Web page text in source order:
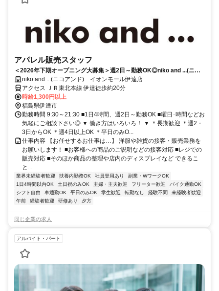
アパレル販売スタッフ
＜2026年下期オープニング大募集＞週2日～勤務OK◎niko and ...(ニコ
アンド) やアパレルが好きな方ぜひ★未経験・アパレル初チャレンジも
大歓迎！
niko and ...(ニコアンド) イオンモール伊達店
アクセス ＪＲ東北本線 伊達徒歩約20分
時給1,300円以上
福島県伊達市
勤務時間 9:30～21:30 ■1日4時間、週2日～勤務OK ■曜日･時間などお
気軽にご相談下さい◎ ▼ 働き方はいろいろ！ ▼ ＊長期歓迎 ＊週2・
3日からOK ＊週4日以上OK ＊平日のみO...
仕事内容 【お任せするお仕事は…】 洋服や雑貨の接客・販売業務を
お願いします！ ■お客様への商品のご説明などの接客対応 ■レジでの
販売対応 ■そのほか商品の整理や店内のディスプレイなど できるこ
と...
業界未経験者歓迎 扶養内勤務OK 社員登用あり
副業・WワークOK
1日4時間以内OK
土日祝のみOK 主婦・主夫歓迎 フリーター歓迎
バイク通勤OK
シフト自由
車通勤OK 平日のみOK 学生歓迎 転勤なし 経験不問
未経験者歓迎
午前
経験者歓迎 研修あり 夕方
同じ企業の求人
アルバイト・パート